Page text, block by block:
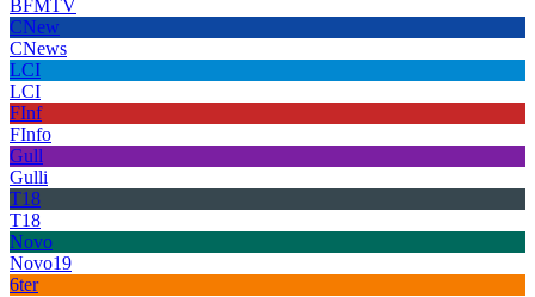
BFMTV
CNew
CNews
LCI
LCI
FInf
FInfo
Gull
Gulli
T18
T18
Novo
Novo19
6ter